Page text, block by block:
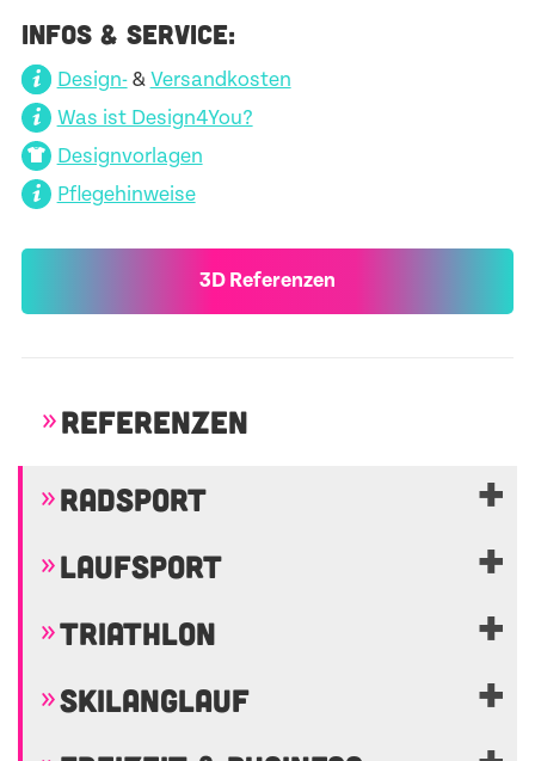
INFOS & SERVICE:
Design-& Versandkosten
Was ist Design4You?
Designvorlagen
Pflegehinweise
3D Referenzen
REFERENZEN
RADSPORT
LAUFSPORT
TRIATHLON
SKILANGLAUF